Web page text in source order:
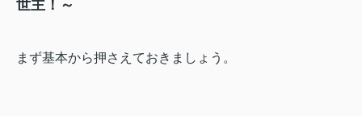
世主！～
まず基本から押さえておきましょう。